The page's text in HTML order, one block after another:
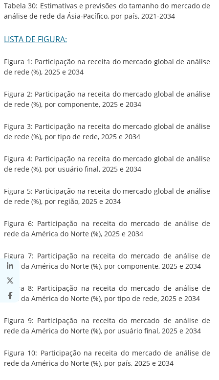
Tabela 30: Estimativas e previsões do tamanho do mercado de
análise de rede da Ásia-Pacífico, por país, 2021-2034
LISTA DE FIGURA:
Figura 1: Participação na receita do mercado global de análise
de rede (%), 2025 e 2034
Figura 2: Participação na receita do mercado global de análise
de rede (%), por componente, 2025 e 2034
Figura 3: Participação na receita do mercado global de análise
de rede (%), por tipo de rede, 2025 e 2034
Figura 4: Participação na receita do mercado global de análise
de rede (%), por usuário final, 2025 e 2034
Figura 5: Participação na receita do mercado global de análise
de rede (%), por região, 2025 e 2034
Figura 6: Participação na receita do mercado de análise de
rede da América do Norte (%), 2025 e 2034
Figura 7: Participação na receita do mercado de análise de
rede da América do Norte (%), por componente, 2025 e 2034
Figura 8: Participação na receita do mercado de análise de
rede da América do Norte (%), por tipo de rede, 2025 e 2034
Figura 9: Participação na receita do mercado de análise de
rede da América do Norte (%), por usuário final, 2025 e 2034
Figura 10: Participação na receita do mercado de análise de
rede da América do Norte (%), por país, 2025 e 2034